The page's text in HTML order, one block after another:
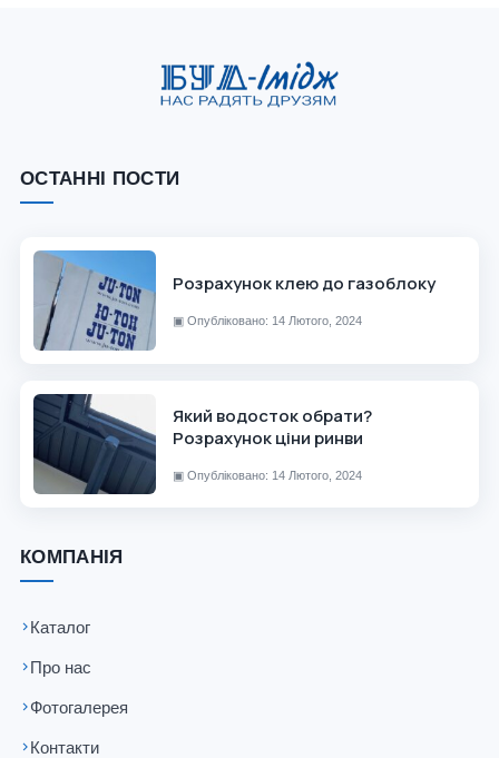
ОСТАННІ ПОСТИ
Розрахунок клею до газоблоку
▣ Опубліковано: 14 Лютого, 2024
Який водосток обрати?
Розрахунок ціни ринви
▣ Опубліковано: 14 Лютого, 2024
КОМПАНІЯ
Каталог
Про нас
Фотогалерея
Контакти